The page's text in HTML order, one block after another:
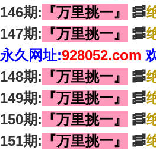
146期: 『万里挑一』 🥓
147期: 『万里挑一』 🥓
永久网址:928052.com
148期: 『万里挑一』 🥓
149期: 『万里挑一』 🥓
150期: 『万里挑一』 🥓
151期: 『万里挑一』 🥓